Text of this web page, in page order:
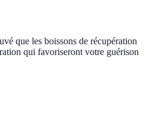
que les boissons de récupération
qui favoriseront votre guérison